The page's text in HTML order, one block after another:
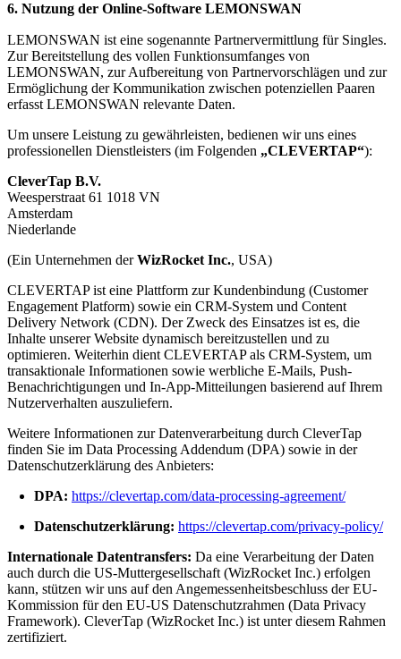
6. Nutzung der Online-Software LEMONSWAN
LEMONSWAN ist eine sogenannte Partnervermittlung für Singles.
Zur Bereitstellung des vollen Funktionsumfanges von
LEMONSWAN, zur Aufbereitung von Partnervorschlägen und zur
Ermöglichung der Kommunikation zwischen potenziellen Paaren
erfasst LEMONSWAN relevante Daten.
Um unsere Leistung zu gewährleisten, bedienen wir uns eines
professionellen Dienstleisters (im Folgenden „CLEVERTAP“):
CleverTap B.V.
Weesperstraat 61 1018 VN
Amsterdam
Niederlande
(Ein Unternehmen derWizRocket Inc., USA)
CLEVERTAP ist eine Plattform zur Kundenbindung (Customer
Engagement Platform) sowie ein CRM-System und Content
Delivery Network (CDN). Der Zweck des Einsatzes ist es, die
Inhalte unserer Website dynamisch bereitzustellen und zu
optimieren. Weiterhin dient CLEVERTAP als CRM-System, um
transaktionale Informationen sowie werbliche E-Mails, Push-
Benachrichtigungen und In-App-Mitteilungen basierend auf Ihrem
Nutzerverhalten auszuliefern.
Weitere Informationen zur Datenverarbeitung durch CleverTap
finden Sie im Data Processing Addendum (DPA) sowie in der
Datenschutzerklärung des Anbieters:
DPA: https://clevertap.com/data-processing-agreement/
Datenschutzerklärung: https://clevertap.com/privacy-policy/
Internationale Datentransfers: Da eine Verarbeitung der Daten
auch durch die US-Muttergesellschaft (WizRocket Inc.) erfolgen
kann, stützen wir uns auf den Angemessenheitsbeschluss der EU-
Kommission für den EU-US Datenschutzrahmen (Data Privacy
Framework). CleverTap (WizRocket Inc.) ist unter diesem Rahmen
zertifiziert.